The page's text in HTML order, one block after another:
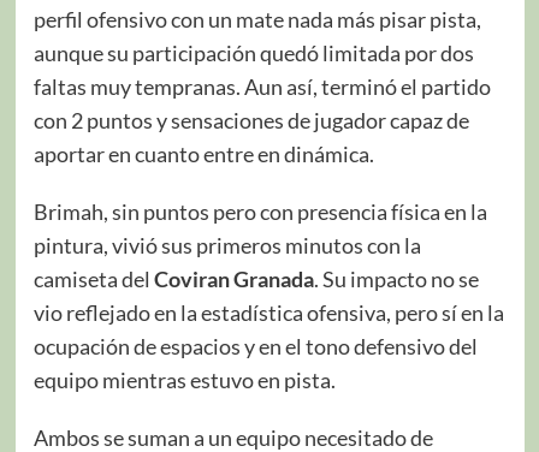
perfil ofensivo con un mate nada más pisar pista,
aunque su participación quedó limitada por dos
faltas muy tempranas. Aun así, terminó el partido
con 2 puntos y sensaciones de jugador capaz de
aportar en cuanto entre en dinámica.
Brimah, sin puntos pero con presencia física en la
pintura, vivió sus primeros minutos con la
camiseta del Coviran Granada. Su impacto no se
vio reflejado en la estadística ofensiva, pero sí en la
ocupación de espacios y en el tono defensivo del
equipo mientras estuvo en pista.
Ambos se suman a un equipo necesitado de